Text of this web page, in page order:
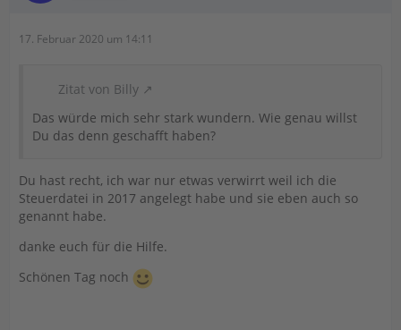
17. Februar 2020 um 14:11
Zitat von Billy
Das würde mich sehr stark wundern. Wie genau willst
Du das denn geschafft haben?
Du hast recht, ich war nur etwas verwirrt weil ich die
Steuerdatei in 2017 angelegt habe und sie eben auch so
genannt habe.
danke euch für die Hilfe.
Schönen Tag noch